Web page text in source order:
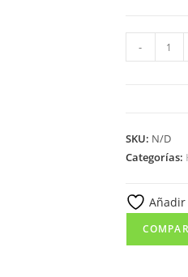
Castellano
piel
florentic
color
golden
marrón,
-
SKU: N/D
Categorías:
Añadir